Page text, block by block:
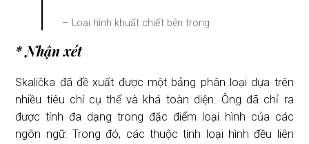
– Loại hình khuất chiết bên trong
* Nhận xét
Skalička đã đề xuất được một bảng phân loại dựa trên
nhiều tiêu chí cụ thể và khá toàn diện. Ông đã chỉ ra
được tính đa dạng trong đặc điểm loại hình của các
ngôn ngữ. Trong đó, các thuộc tính loại hình đều liên